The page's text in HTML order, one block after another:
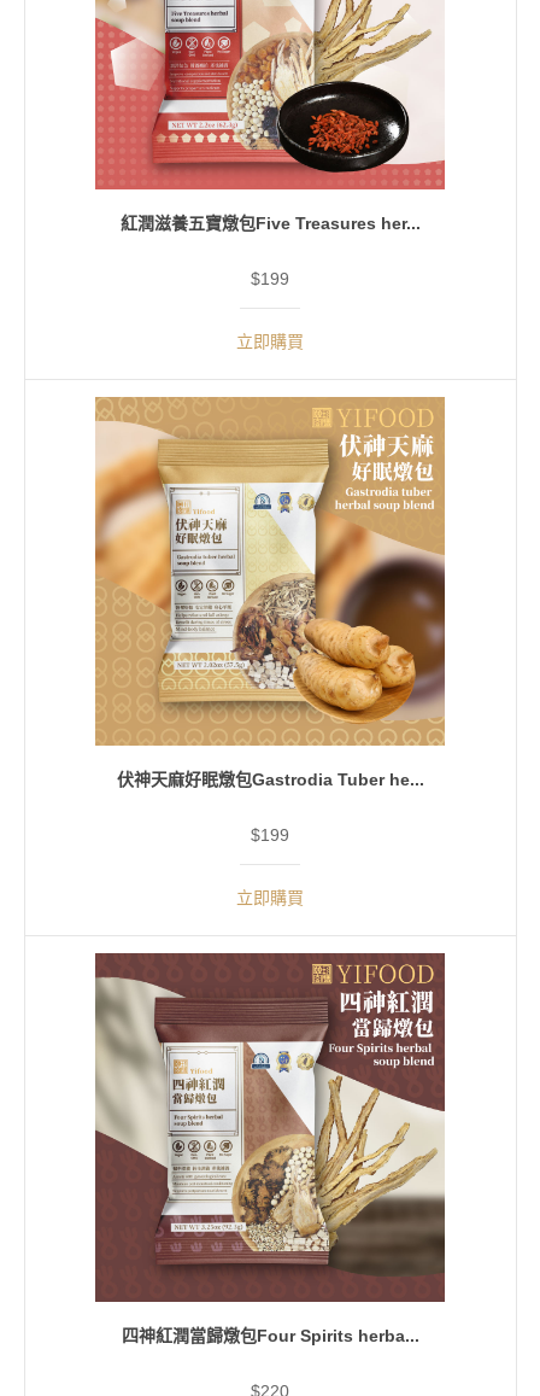
紅潤滋養五寶燉包Five Treasures her...
$199
立即購買
伏神天麻好眠燉包Gastrodia Tuber he...
$199
立即購買
四神紅潤當歸燉包Four Spirits herba...
$220